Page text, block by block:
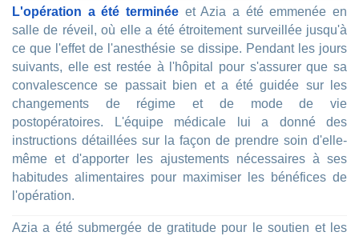
L'opération a été terminée et Azia a été emmenée en
salle de réveil, où elle a été étroitement surveillée jusqu'à
ce que l'effet de l'anesthésie se dissipe. Pendant les jours
suivants, elle est restée à l'hôpital pour s'assurer que sa
convalescence se passait bien et a été guidée sur les
changements de régime et de mode de vie
postopératoires. L'équipe médicale lui a donné des
instructions détaillées sur la façon de prendre soin d'elle-
même et d'apporter les ajustements nécessaires à ses
habitudes alimentaires pour maximiser les bénéfices de
l'opération.
Azia a été submergée de gratitude pour le soutien et les